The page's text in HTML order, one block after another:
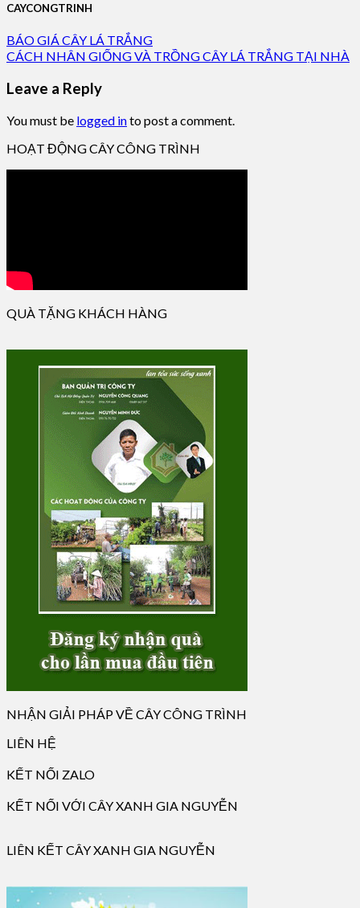
CAYCONGTRINH
BÁO GIÁ CÂY LÁ TRẮNG
CÁCH NHÂN GIỐNG VÀ TRỒNG CÂY LÁ TRẮNG TẠI NHÀ
Leave a Reply
You must be logged into post a comment.
HOẠT ĐỘNG CÂY CÔNG TRÌNH
QUÀ TẶNG KHÁCH HÀNG
NHẬN GIẢI PHÁP VỀ CÂY CÔNG TRÌNH
LIÊN HỆ
KẾT NỐI ZALO
KẾT NỐI VỚI CÂY XANH GIA NGUYỄN
LIÊN KẾT CÂY XANH GIA NGUYỄN